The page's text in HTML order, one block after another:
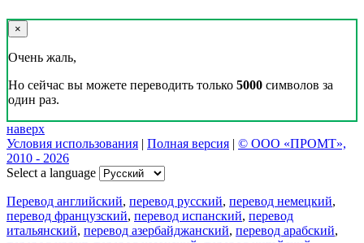
×
Очень жаль,
Но сейчас вы можете переводить только 5000 символов за
один раз.
наверх
Условия использования | Полная версия | © ООО «ПРОМТ»,
2010 - 2026
Select a language
Перевод английский, перевод русский, перевод немецкий,
перевод французский, перевод испанский, перевод
итальянский, перевод азербайджанский, перевод арабский,